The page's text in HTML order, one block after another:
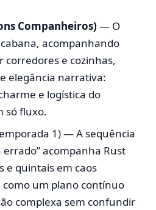
Companheiros) — O
acompanhando
corredores e cozinhas,
elegância narrativa:
e logística do
só fluxo.
1) — A sequência
errado” acompanha Rust
e quintais em caos
como um plano contínuo
complexa sem confundir